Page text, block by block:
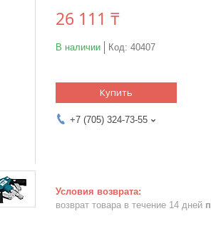
26 111 ₸
В наличии Код: 40407
Купить
+7 (705) 324-73-55
возврат товара в течение 14 дней